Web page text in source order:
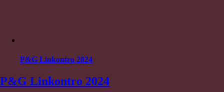
P&G Linkontro 2024
P&G Linkontro 2024